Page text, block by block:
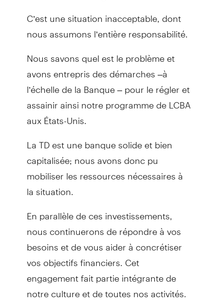
C’est une situation inacceptable, dont
nous assumons l’entière responsabilité.
Nous savons quel est le problème et
avons entrepris des démarches –à
l’échelle de la Banque – pour le régler et
assainir ainsi notre programme de LCBA
aux États-Unis.
La TD est une banque solide et bien
capitalisée; nous avons donc pu
mobiliser les ressources nécessaires à
la situation.
En parallèle de ces investissements,
nous continuerons de répondre à vos
besoins et de vous aider à concrétiser
vos objectifs financiers. Cet
engagement fait partie intégrante de
notre culture et de toutes nos activités.